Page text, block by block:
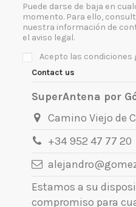
Puede darse de baja en
momento. Para ello,
nuestra información de
el aviso legal.
Acepto las condiciones
Contact us
SuperAntena por
Camino Viejo de
+34 952 47 77 20
Estamos a su
compromiso para